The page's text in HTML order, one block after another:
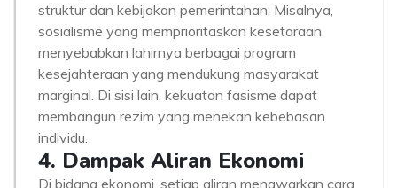
struktur dan kebijakan pemerintahan. Misalnya,
sosialisme yang memprioritaskan kesetaraan
menyebabkan lahirnya berbagai program
kesejahteraan yang mendukung masyarakat
marginal. Di sisi lain, kekuatan fasisme dapat
membangun rezim yang menekan kebebasan
individu.
4. Dampak Aliran Ekonomi
Di bidang ekonomi, setiap aliran menawarkan cara